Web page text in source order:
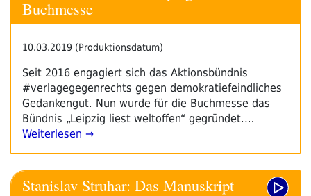
Buchmesse
10.03.2019 (Produktionsdatum)
Seit 2016 engagiert sich das Aktionsbündnis
#verlagegegenrechts gegen demokratiefeindliches
Gedankengut. Nun wurde für die Buchmesse das
Bündnis „Leipzig liest weltoffen“ gegründet.…
Weiterlesen →
Stanislav Struhar: Das Manuskript